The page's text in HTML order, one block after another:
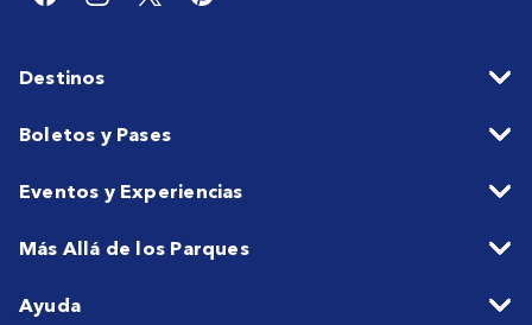
Destinos
Boletos y Pases
Eventos y Experiencias
Más Allá de los Parques
Ayuda